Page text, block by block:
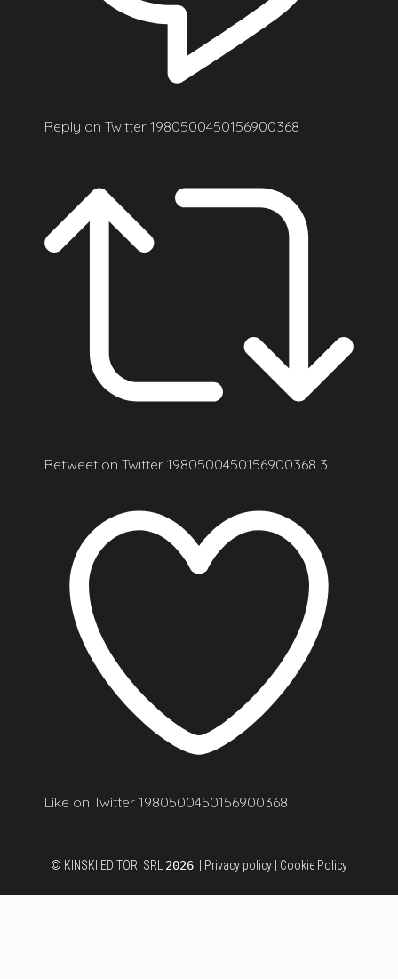
Reply on Twitter 1980500450156900368
Retweet on Twitter 1980500450156900368 3
Like on Twitter 1980500450156900368
© KINSKI EDITORI SRL 2026 Privacy policy Cookie Policy